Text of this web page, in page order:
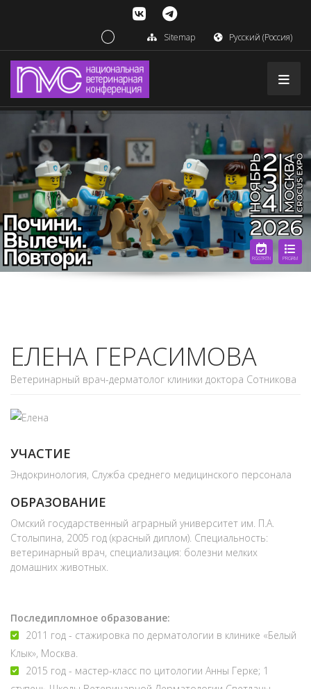
Sitemap Русский (Россия)
PRGRM
RGSTRTN
ЕЛЕНА ГЕРАСИМОВА
Ветеринарный врач-дерматолог клиники доктора Сотникова
УЧАСТИЕ
Эндокринология, Служба среднего медицинского персонала
ОБРАЗОВАНИЕ
Омский государственный аграрный университет им. П.А.
Столыпина, 2005 год (красный диплом). Специальность:
ветеринарный врач, специализация: болезни мелких
домашних животных.
Последипломное образование:
2011 год - стажировка по дерматологии в клинике «Белый
Клык», Москва.
2015 год - мастер-класс по цитологии Анны Герке; 1